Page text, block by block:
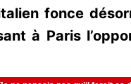
fonce
à Paris